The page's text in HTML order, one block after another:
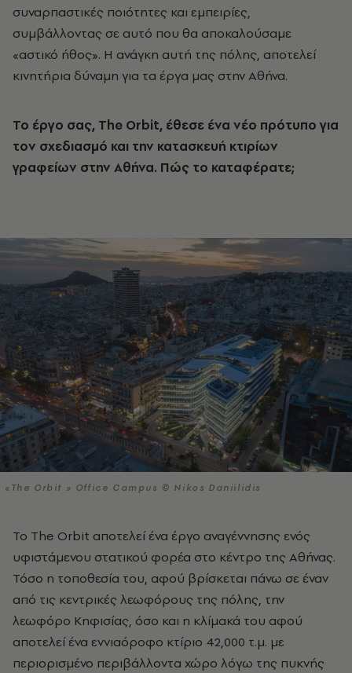
συναρπαστικές ποιότητες και εμπειρίες,
συμβάλλοντας σε αυτό που θα αποκαλούσαμε
«αστικό ήθος». Η ανάγκη αυτή της πόλης, αποτελεί
κινητήρια δύναμη για τα έργα μας στην Αθήνα.
Το έργο σας, The Orbit, έθεσε ένα νέο πρότυπο για
τον σχεδιασμό και την κατασκευή κτιρίων
γραφείων στην Αθήνα. Πώς το καταφέρατε;
«The Orbit » Office Campus © Nikos Daniilidis
Το The Orbit αποτελεί ένα έργο αναγέννησης ενός
υφιστάμενου στατικού φορέα στο κέντρο της Αθήνας.
Τόσο η τοποθεσία του, αφού βρίσκεται πάνω σε έναν
από τις κεντρικές λεωφόρους της πόλης, την
λεωφόρο Κηφισίας, όσο και η κλίμακά του αφού
αποτελεί ένα εννιαόροφο κτίριο 42,000 τ.μ. με
περιορισμένο περιβάλλοντα χώρο λόγω της πυκνής